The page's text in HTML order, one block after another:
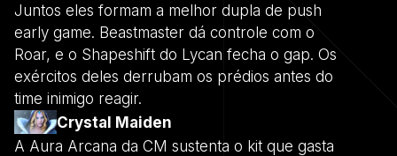
Juntos eles formam a melhor dupla de push
early game. Beastmaster dá controle com o
Roar, e o Shapeshift do Lycan fecha o gap. Os
exércitos deles derrubam os prédios antes do
time inimigo reagir.
Crystal Maiden
A Aura Arcana da CM sustenta o kit que gasta